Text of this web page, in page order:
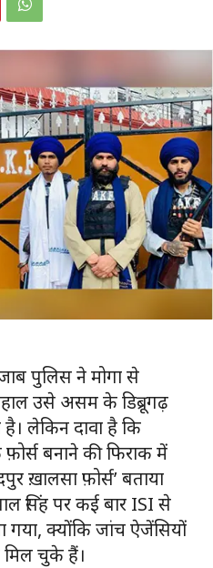
पुलिस ने मोगा से
उसे असम के डिब्रूगढ़
लेकिन दावा है कि
बनाने की फिराक में
ख़ालसा फ़ोर्स’ बताया
सिंह पर कई बार ISI से
गया, क्योंकि जांच ऐजेंसियों
चुके हैं।